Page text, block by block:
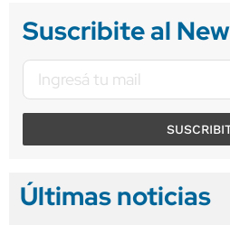
Suscribite al
Últimas noticias